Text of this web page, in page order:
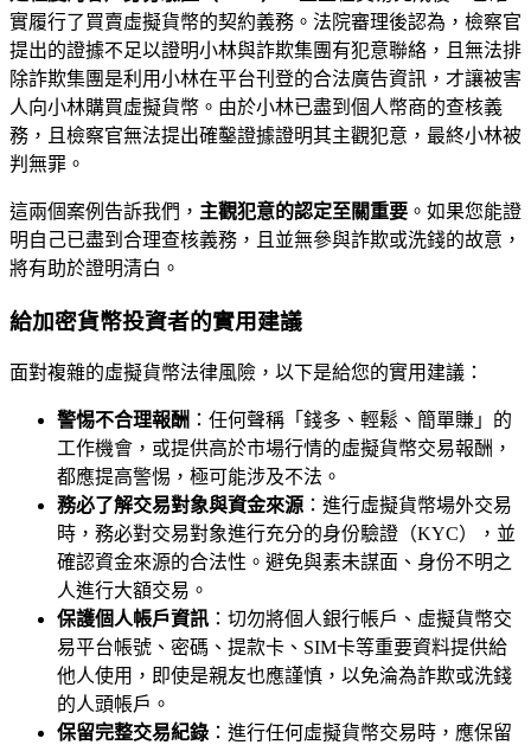
實履行了買賣虛擬貨幣的契約義務。法院審理後認為，檢察官
提出的證據不足以證明小林與詐欺集團有犯意聯絡，且無法排
除詐欺集團是利用小林在平台刊登的合法廣告資訊，才讓被害
人向小林購買虛擬貨幣。由於小林已盡到個人幣商的查核義
務，且檢察官無法提出確鑿證據證明其主觀犯意，最終小林被
判無罪。
這兩個案例告訴我們， 主觀犯意的認定至關重要 。如果您能證
明自己已盡到合理查核義務，且並無參與詐欺或洗錢的故意，
將有助於證明清白。
給加密貨幣投資者的實用建議
面對複雜的虛擬貨幣法律風險，以下是給您的實用建議：
警惕不合理報酬 ：任何聲稱「錢多、輕鬆、簡單賺」的
工作機會，或提供高於市場行情的虛擬貨幣交易報酬，
都應提高警惕，極可能涉及不法。
務必了解交易對象與資金來源 ：進行虛擬貨幣場外交易
時，務必對交易對象進行充分的身份驗證（KYC），並
確認資金來源的合法性。避免與素未謀面、身份不明之
人進行大額交易。
保護個人帳戶資訊 ：切勿將個人銀行帳戶、虛擬貨幣交
易平台帳號、密碼、提款卡、SIM卡等重要資料提供給
他人使用，即使是親友也應謹慎，以免淪為詐欺或洗錢
的人頭帳戶。
保留完整交易紀錄 ：進行任何虛擬貨幣交易時，應保留